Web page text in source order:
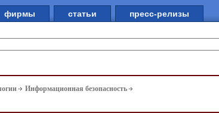
фирмы статьи пресс-релизы
Информационная безопасность